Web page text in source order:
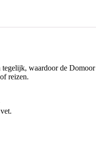
waardoor de
reizen.